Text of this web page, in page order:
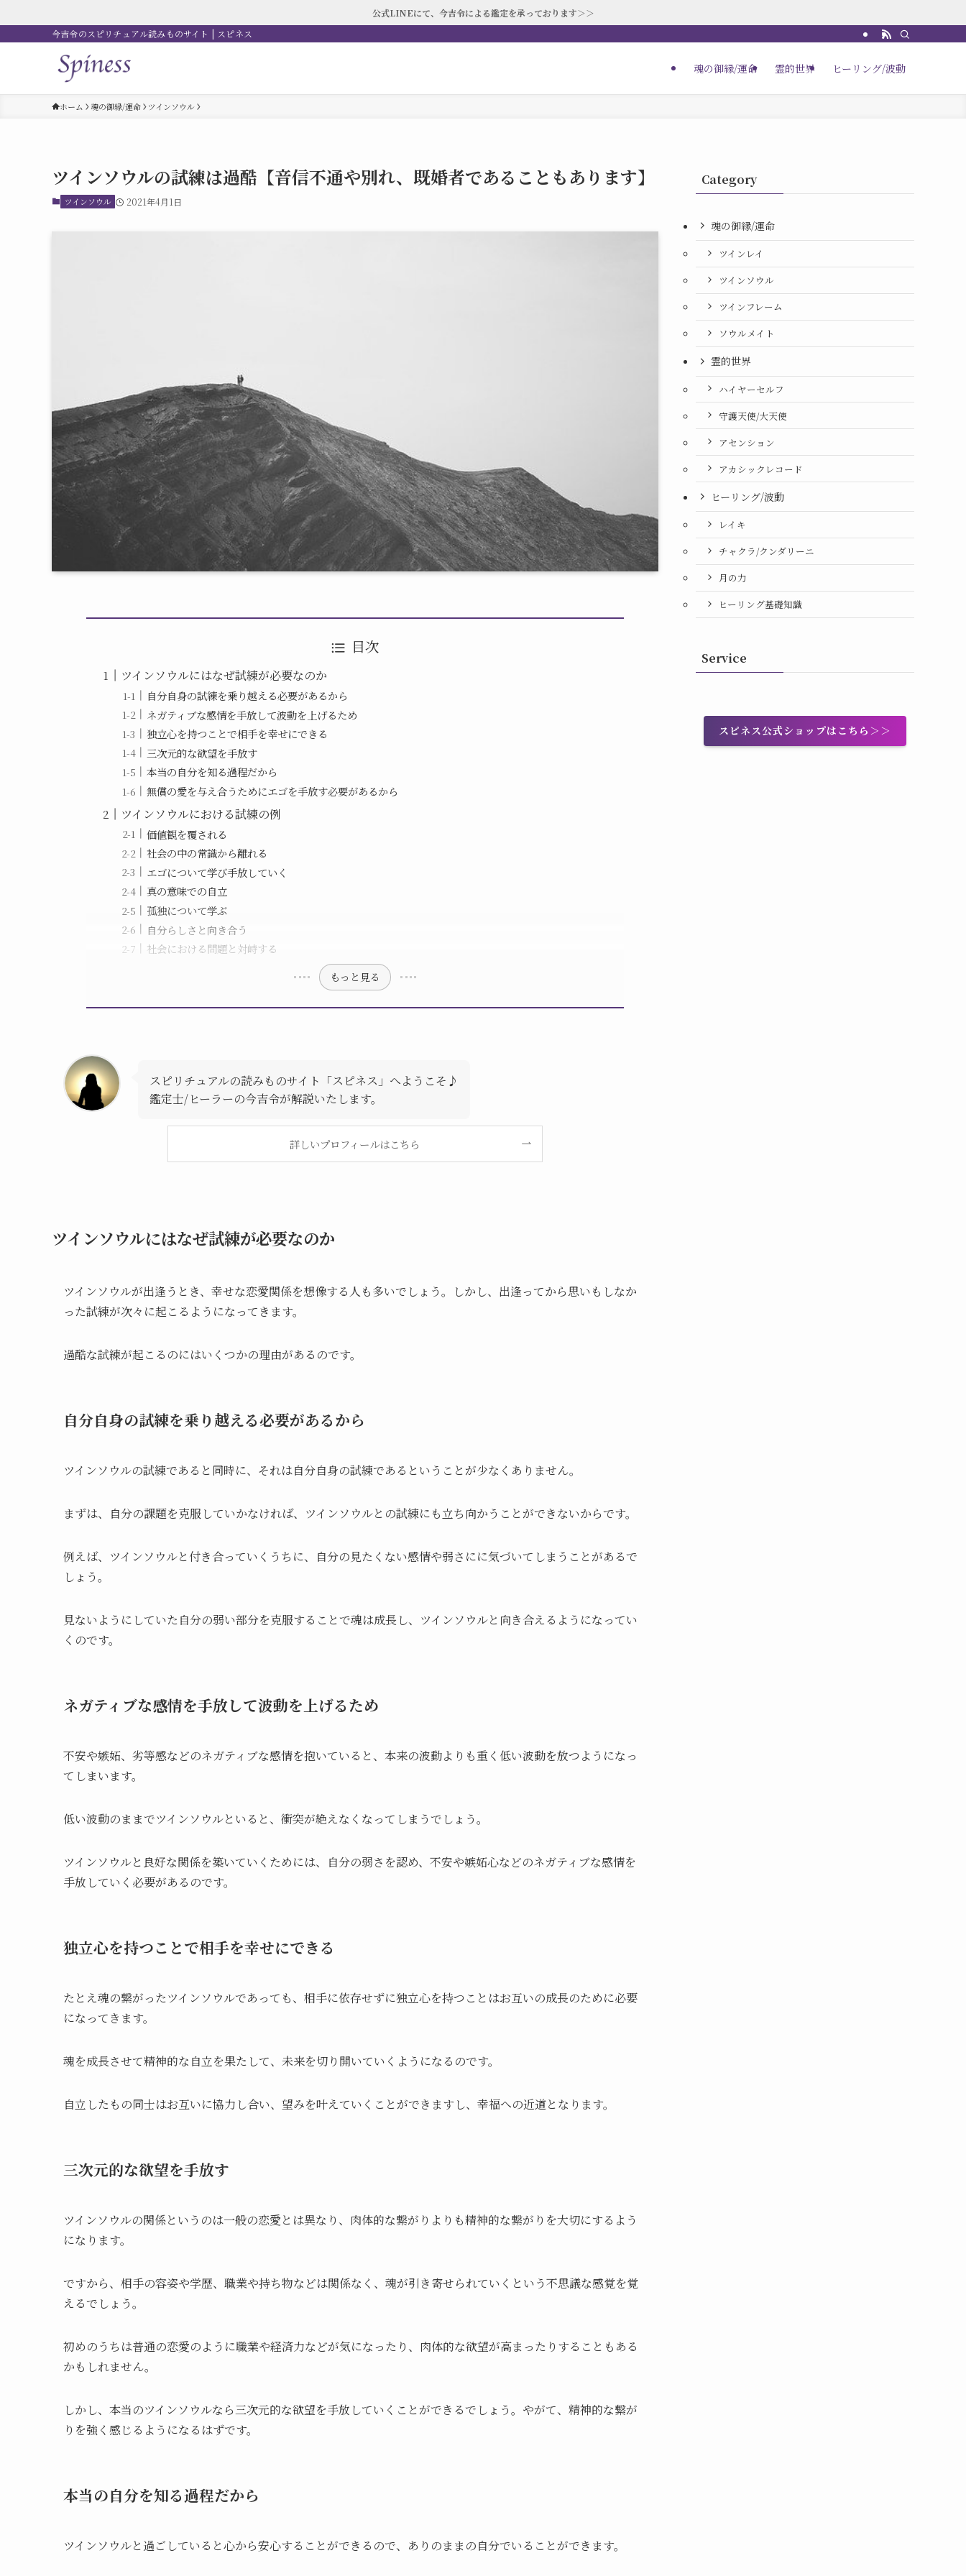
公式LINEにて、今吉令による鑑定を承っております＞＞
今吉令のスピリチュアル読みものサイト | スピネス
魂の御縁/運命 霊的世界 ヒーリング/波動
ホーム 魂の御縁/運命 ツインソウル
ツインソウルの試練は過酷【音信不通や別れ、既婚者であることもあります】
ツインソウル 2021年4月1日
目次
ツインソウルにはなぜ試練が必要なのか
自分自身の試練を乗り越える必要があるから
ネガティブな感情を手放して波動を上げるため
独立心を持つことで相手を幸せにできる
三次元的な欲望を手放す
本当の自分を知る過程だから
無償の愛を与え合うためにエゴを手放す必要があるから
ツインソウルにおける試練の例
価値観を覆される
社会の中の常識から離れる
エゴについて学び手放していく
真の意味での自立
孤独について学ぶ
自分らしさと向き合う
社会における問題と対峙する
もっと見る
スピリチュアルの読みものサイト「スピネス」へようこそ♪
鑑定士/ヒーラーの今吉令が解説いたします。
詳しいプロフィールはこちら
ツインソウルにはなぜ試練が必要なのか
ツインソウルが出逢うとき、幸せな恋愛関係を想像する人も多いでしょう。しかし、出逢ってから思いもしなか
った試練が次々に起こるようになってきます。
過酷な試練が起こるのにはいくつかの理由があるのです。
自分自身の試練を乗り越える必要があるから
ツインソウルの試練であると同時に、それは自分自身の試練であるということが少なくありません。
まずは、自分の課題を克服していかなければ、ツインソウルとの試練にも立ち向かうことができないからです。
例えば、ツインソウルと付き合っていくうちに、自分の見たくない感情や弱さにに気づいてしまうことがあるで
しょう。
見ないようにしていた自分の弱い部分を克服することで魂は成長し、ツインソウルと向き合えるようになってい
くのです。
ネガティブな感情を手放して波動を上げるため
不安や嫉妬、劣等感などのネガティブな感情を抱いていると、本来の波動よりも重く低い波動を放つようになっ
てしまいます。
低い波動のままでツインソウルといると、衝突が絶えなくなってしまうでしょう。
ツインソウルと良好な関係を築いていくためには、自分の弱さを認め、不安や嫉妬心などのネガティブな感情を
手放していく必要があるのです。
独立心を持つことで相手を幸せにできる
たとえ魂の繋がったツインソウルであっても、相手に依存せずに独立心を持つことはお互いの成長のために必要
になってきます。
魂を成長させて精神的な自立を果たして、未来を切り開いていくようになるのです。
自立したもの同士はお互いに協力し合い、望みを叶えていくことができますし、幸福への近道となります。
三次元的な欲望を手放す
ツインソウルの関係というのは一般の恋愛とは異なり、肉体的な繋がりよりも精神的な繋がりを大切にするよう
になります。
ですから、相手の容姿や学歴、職業や持ち物などは関係なく、魂が引き寄せられていくという不思議な感覚を覚
えるでしょう。
初めのうちは普通の恋愛のように職業や経済力などが気になったり、肉体的な欲望が高まったりすることもある
かもしれません。
しかし、本当のツインソウルなら三次元的な欲望を手放していくことができるでしょう。やがて、精神的な繋が
りを強く感じるようになるはずです。
本当の自分を知る過程だから
ツインソウルと過ごしていると心から安心することができるので、ありのままの自分でいることができます。
Category
魂の御縁/運命
ツインレイ
ツインソウル
ツインフレーム
ソウルメイト
霊的世界
ハイヤーセルフ
守護天使/大天使
アセンション
アカシックレコード
ヒーリング/波動
レイキ
チャクラ/クンダリーニ
月の力
ヒーリング基礎知識
Service
スピネス公式ショップはこちら＞＞